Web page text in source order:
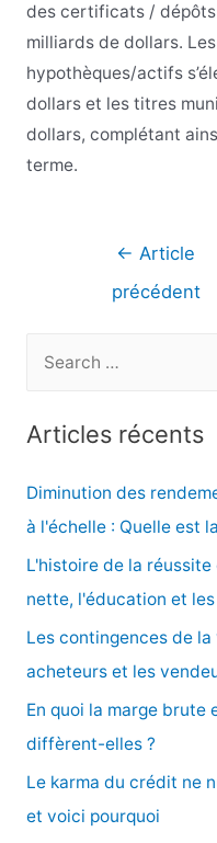
des certificats / dépôts
milliards de dollars.
hypothèques/actifs
dollars et les titres
dollars, complétant
terme.
Navigation
l’article
← Article
précédent
e
r
c
:
Articles récents
Diminution des
à l'échelle : Quelle est
L'histoire de la
nette, l'éducation et
Les contingences de
acheteurs et les
En quoi la marge brute
diffèrent-elles ?
Le karma du crédit ne
et voici pourquoi